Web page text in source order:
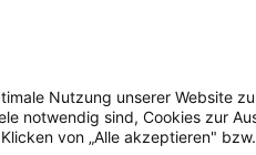
Nutzung unserer Website
notwendig sind, Cookies zur
von „Alle akzeptieren" bzw.